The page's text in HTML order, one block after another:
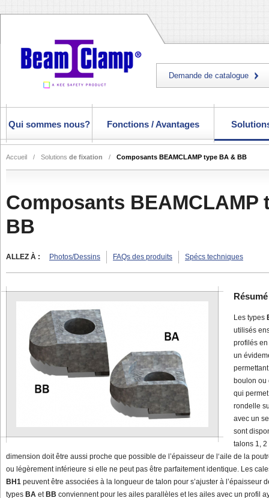
Demande de catalogue
Qui sommes nous? Fonctions / Avantages
Accueil / Solutions de fixation / Composants BEAMCLAMP type BA & BB
Composants BEAMCLAMP
BB
ALLEZ À : Photos/Dessins FAQs des produits Spécs techniques
Résumé
Les types
utilisés
profilés
un
boulon ou
qui
rondelle
avec un
sont
talons 1, 2
dimension doit être aussi proche que possible de l’épaisseur de l‘aile de la
ou légèrement inférieure si elle ne peut pas être parfaitement identique. Les
BH1 peuvent être associées à la longueur de talon pour s’ajuster à l’épaisseur
types BA et BB conviennent pour les ailes parallèles et les ailes avec un profil